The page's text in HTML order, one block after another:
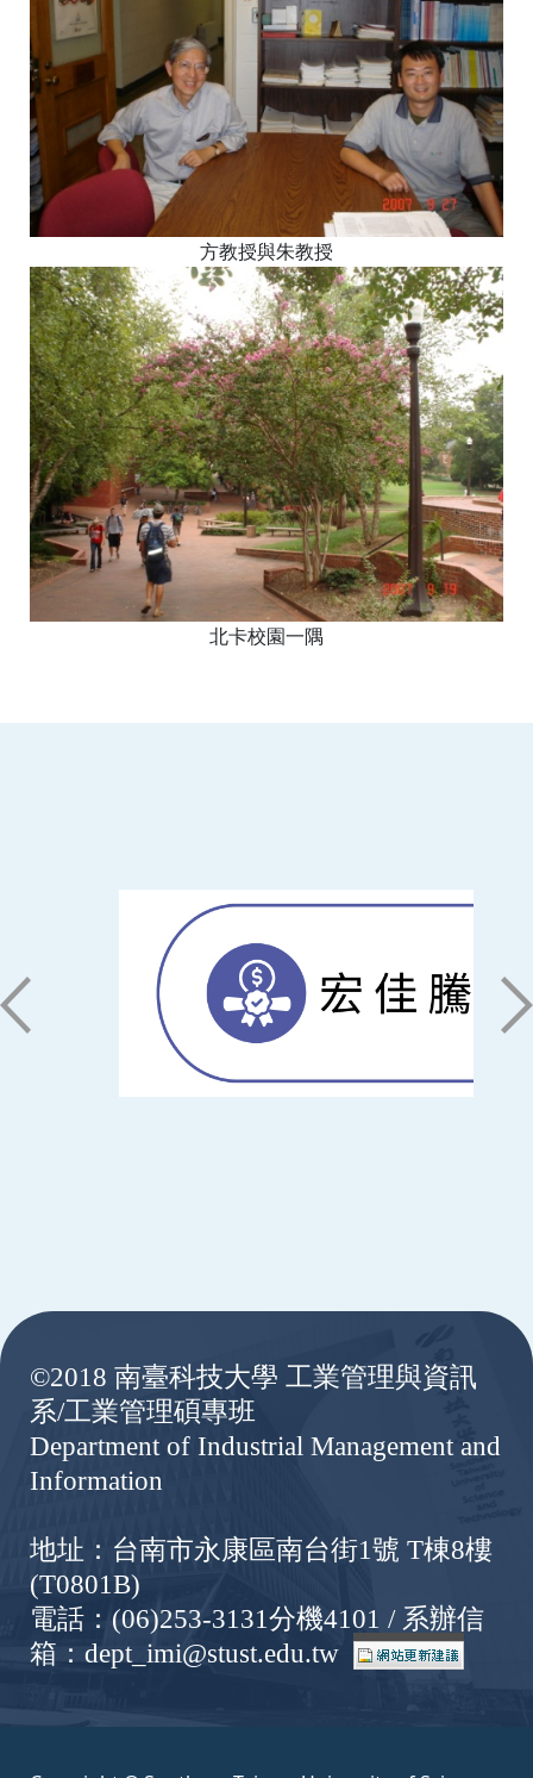
方教授與朱教授
北卡校園一隅
©2018 南臺科技大學 工業管理與資訊
系/工業管理碩專班
Department of Industrial Management and
Information
地址：台南市永康區南台街1號 T棟8樓
(T0801B)
電話：(06)253-3131分機4101 / 系辦信
箱：dept_imi@stust.edu.tw